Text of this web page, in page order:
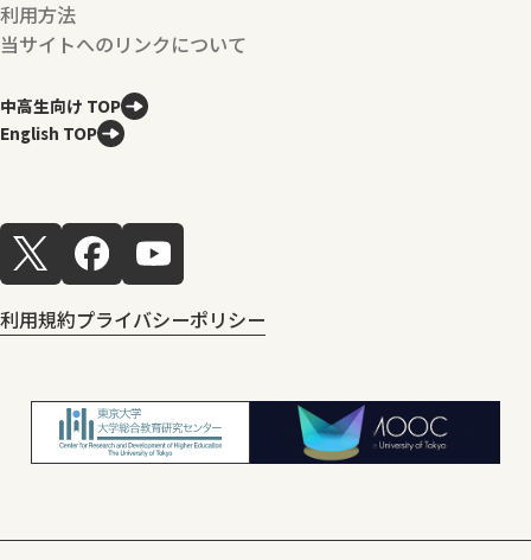
利用方法
当サイトへのリンクについて
中高生向け TOP
English TOP
利用規約プライバシーポリシー